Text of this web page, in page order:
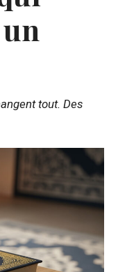
tout. Des